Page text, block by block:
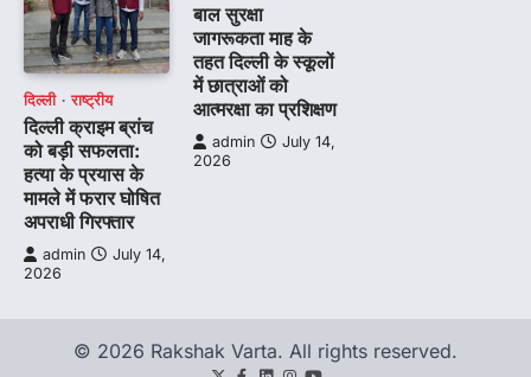
दिल्ली राष्ट्रीय
दिल्ली क्राइम ब्रांच
को बड़ी सफलता:
हत्या के प्रयास के
मामले में फरार घोषित
अपराधी गिरफ्तार
admin
July 14,
2026
बाल सुरक्षा
जागरूकता माह के
तहत दिल्ली के स्कूलों
में छात्राओं को
आत्मरक्षा का प्रशिक्षण
admin
July 14,
2026
© 2026 Rakshak Varta. All rights reserved.